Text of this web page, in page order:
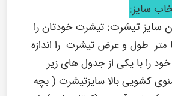
سایز:
سایز تیشرت: تیشرت خودتان را
متر طول و عرض تیشرت را اندازه
را با یکی از جدول های زیر
کشویی بالا سایزتیشرت ( بچه